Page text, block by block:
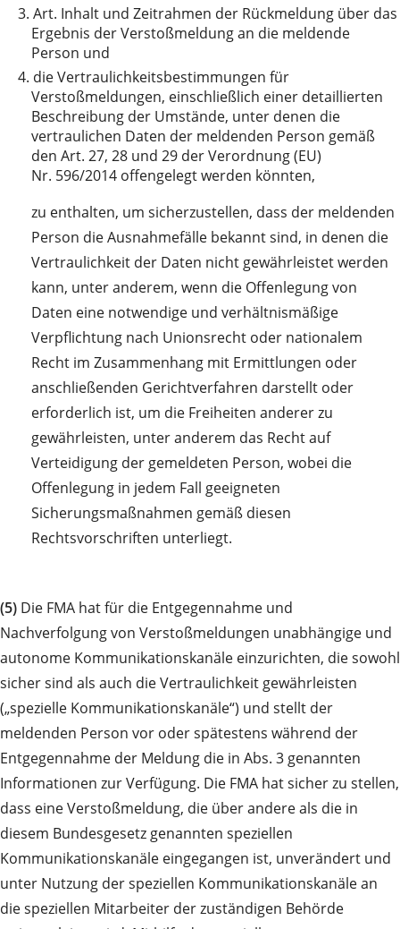
3. Art. Inhalt und Zeitrahmen der Rückmeldung über das
Ergebnis der Verstoßmeldung an die meldende
Person und
4. die Vertraulichkeitsbestimmungen für
Verstoßmeldungen, einschließlich einer detaillierten
Beschreibung der Umstände, unter denen die
vertraulichen Daten der meldenden Person gemäß
den Art. 27, 28 und 29 der Verordnung (EU)
Nr. 596/2014 offengelegt werden könnten,
zu enthalten, um sicherzustellen, dass der meldenden
Person die Ausnahmefälle bekannt sind, in denen die
Vertraulichkeit der Daten nicht gewährleistet werden
kann, unter anderem, wenn die Offenlegung von
Daten eine notwendige und verhältnismäßige
Verpflichtung nach Unionsrecht oder nationalem
Recht im Zusammenhang mit Ermittlungen oder
anschließenden Gerichtverfahren darstellt oder
erforderlich ist, um die Freiheiten anderer zu
gewährleisten, unter anderem das Recht auf
Verteidigung der gemeldeten Person, wobei die
Offenlegung in jedem Fall geeigneten
Sicherungsmaßnahmen gemäß diesen
Rechtsvorschriften unterliegt.
(5) Die FMA hat für die Entgegennahme und
Nachverfolgung von Verstoßmeldungen unabhängige und
autonome Kommunikationskanäle einzurichten, die sowohl
sicher sind als auch die Vertraulichkeit gewährleisten
(„spezielle Kommunikationskanäle“) und stellt der
meldenden Person vor oder spätestens während der
Entgegennahme der Meldung die in Abs. 3 genannten
Informationen zur Verfügung. Die FMA hat sicher zu stellen,
dass eine Verstoßmeldung, die über andere als die in
diesem Bundesgesetz genannten speziellen
Kommunikationskanäle eingegangen ist, unverändert und
unter Nutzung der speziellen Kommunikationskanäle an
die speziellen Mitarbeiter der zuständigen Behörde